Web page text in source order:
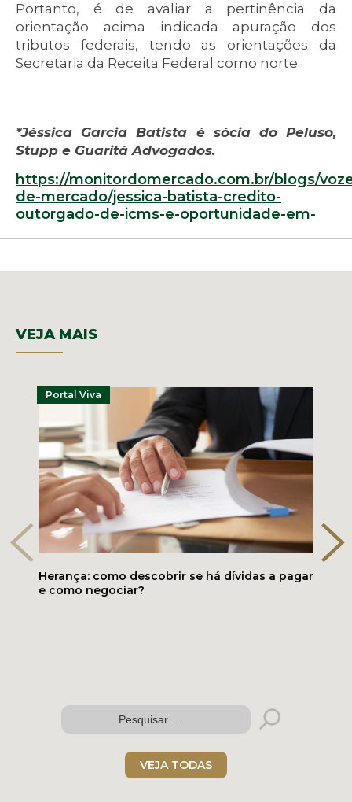
Portanto, é de avaliar a pertinência da
orientação acima indicada apuração dos
tributos federais, tendo as orientações da
Secretaria da Receita Federal como norte.
*Jéssica Garcia Batista é sócia do Peluso,
Stupp e Guaritá Advogados.
https://monitordomercado.com.br/blogs/
de-mercado/jessica-batista-credito-
outorgado-de-icms-e-oportunidade-em-
VEJA MAIS
Portal Viva
Herança: como descobrir se há dívidas a pagar
e como negociar?
VEJA TODAS